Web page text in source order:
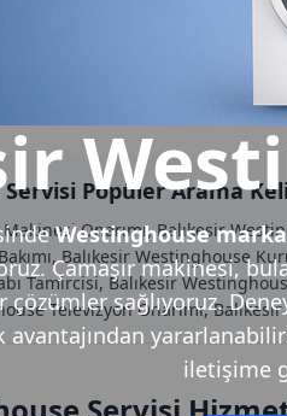
Westinghouse
Çamaşır makinesi,
çözümler sağlıyoruz.
avantajından
iletişime
Popüler Arama
Onarımı, Balıkesir
Balıkesir Westinghouse
Tamircisi, Balıkesir
Televizyon Onarımı,